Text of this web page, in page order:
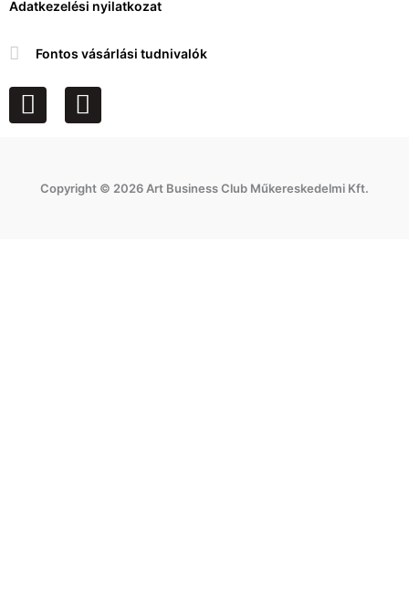
Adatkezelési nyilatkozat
Fontos vásárlási tudnivalók
F
a
e
I
n
t
a
Copyright © 2026 Art Business Club Műkereskedelmi Kft.